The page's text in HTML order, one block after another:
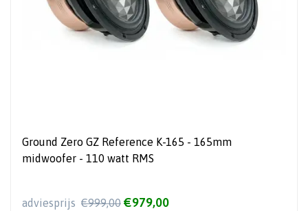
Ground Zero GZ Reference K-165 - 165mm
midwoofer - 110 watt RMS
adviesprijs €999,00 €979,00